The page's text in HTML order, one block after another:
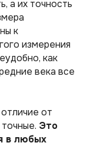
а их точность
к
измерения
как
века все
от
Это
в любых